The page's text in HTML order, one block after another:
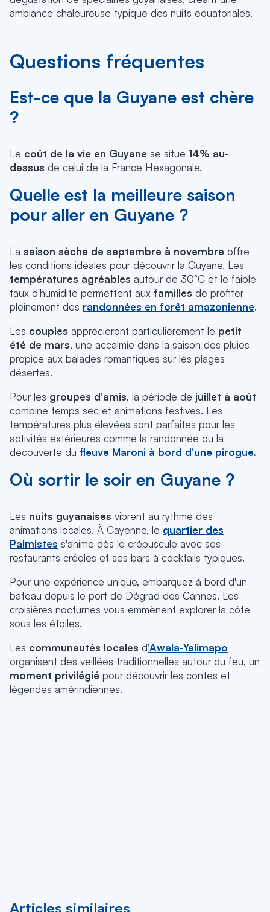
ambiance chaleureuse typique des nuits équatoriales.
Questions fréquentes
Est-ce que la Guyane est chère
?
Le coût de la vie en Guyane se situe 14% au-
dessus de celui de la France Hexagonale.
Quelle est la meilleure saison
pour aller en Guyane ?
La saison sèche de septembre à novembre offre
les conditions idéales pour découvrir la Guyane. Les
températures agréables autour de 30°C et le faible
taux d'humidité permettent aux familles de profiter
pleinement des randonnées en forêt amazonienne.
Les couples apprécieront particulièrement le petit
été de mars, une accalmie dans la saison des pluies
propice aux balades romantiques sur les plages
désertes.
Pour les groupes d'amis, la période de juillet à août
combine temps sec et animations festives. Les
températures plus élevées sont parfaites pour les
activités extérieures comme la randonnée ou la
découverte du fleuve Maroni à bord d'une pirogue.
Où sortir le soir en Guyane ?
Les nuits guyanaises vibrent au rythme des
animations locales. À Cayenne, le quartier des
Palmistes s'anime dès le crépuscule avec ses
restaurants créoles et ses bars à cocktails typiques.
Pour une expérience unique, embarquez à bord d'un
bateau depuis le port de Dégrad des Cannes. Les
croisières nocturnes vous emmènent explorer la côte
sous les étoiles.
Les communautés locales d'Awala-Yalimapo
organisent des veillées traditionnelles autour du feu, un
moment privilégié pour découvrir les contes et
légendes amérindiennes.
Articles similaires